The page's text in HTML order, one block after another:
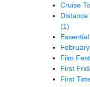
Cruise
(1)
Film
First
First